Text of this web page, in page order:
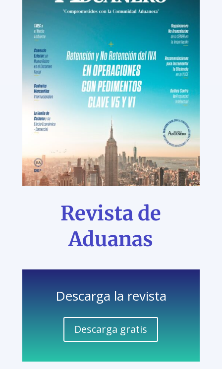
Revista de
Aduanas
Descarga la revista
Descarga gratis